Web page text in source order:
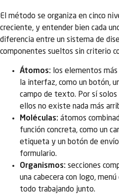
El método se organiza en cinco
creciente, y entender bien cada
diferencia entre un sistema de
componentes sueltos sin criterio
Átomos: los elementos
la interfaz, como un botón,
campo de texto. Por sí solos
ellos no existe nada más
Moléculas: átomos
función concreta, como un
etiqueta y un botón de
formulario.
Organismos: secciones
una cabecera con logo,
todo trabajando junto.